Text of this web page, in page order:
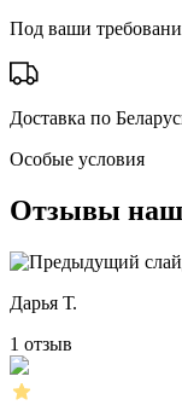
Под ваши
Доставка по
Особые условия
Отзывы
Дарья Т.
1 отзыв